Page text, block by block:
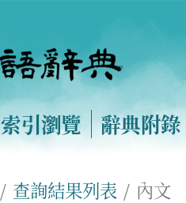
索引瀏覽 辭典附錄
查詢結果列表 內文